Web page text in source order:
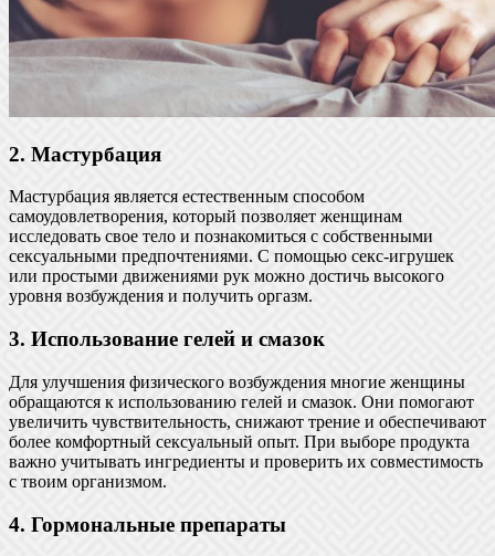
2. Мастурбация
Мастурбация является естественным способом
самоудовлетворения, который позволяет женщинам
исследовать свое тело и познакомиться с собственными
сексуальными предпочтениями. С помощью секс-игрушек
или простыми движениями рук можно достичь высокого
уровня возбуждения и получить оргазм.
3. Использование гелей и смазок
Для улучшения физического возбуждения многие женщины
обращаются к использованию гелей и смазок. Они помогают
увеличить чувствительность, снижают трение и обеспечивают
более комфортный сексуальный опыт. При выборе продукта
важно учитывать ингредиенты и проверить их совместимость
с твоим организмом.
4. Гормональные препараты